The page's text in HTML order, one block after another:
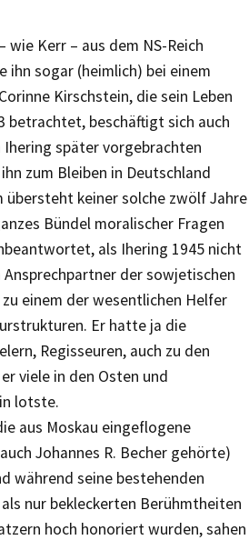
wie Kerr – aus dem NS-Reich
ihn sogar (heimlich) bei einem
Kirschstein, die sein Leben
betrachtet, beschäftigt sich auch
später vorgebrachten
zum Bleiben in Deutschland
keiner solche zwölf Jahre
Bündel moralischer Fragen
als Ihering 1945 nicht
der sowjetischen
einem der wesentlichen Helfer
Er hatte ja die
Regisseuren, auch zu den
viele in den Osten und
lotste.
aus Moskau eingeflogene
Johannes R. Becher gehörte)
während seine bestehenden
nur bekleckerten Berühmtheiten
hoch honoriert wurden, sahen